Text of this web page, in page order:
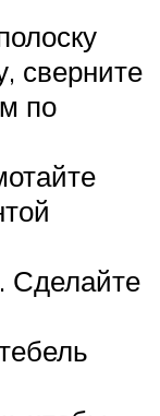
сверните
по
Сделайте